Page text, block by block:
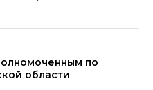
по
области